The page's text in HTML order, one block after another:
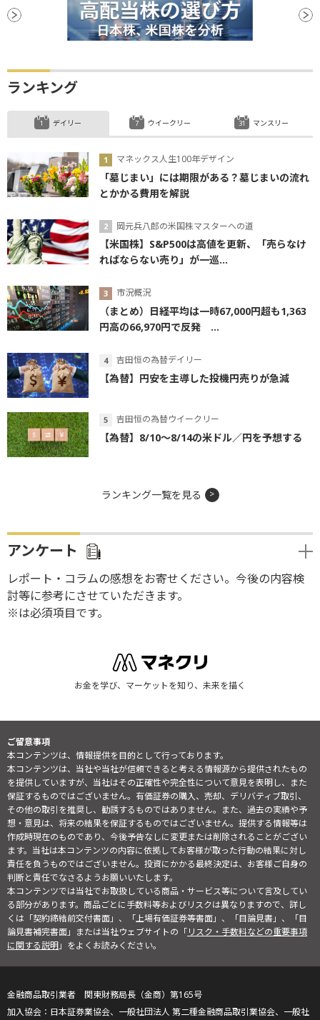
ランキング
デイリー
マネックス人生100年デザイン
「墓じまい」には期限がある？墓じまいの流れ
とかかる費用を解説
岡元兵八郎の米国株マスターへの道
【米国株】S&P500は高値を更新、「売らなけ
ればならない売り」が一巡...
市況概況
（まとめ）日経平均は一時67,000円超も1,363
円高の66,970円で反発 ...
吉田恒の為替デイリー
【為替】円安を主導した投機円売りが急減
吉田恒の為替ウイークリー
【為替】8/10～8/14の米ドル／円を予想する
ウイークリー マンスリー
ランキング一覧を見る
アンケート
レポート・コラムの感想をお寄せください。今後の内容検
討等に参考にさせていただきます。
※は必須項目です。
お金を学び、マーケットを知り、未来を描く
ご留意事項
本コンテンツは、情報提供を目的として行っております。
本コンテンツは、当社や当社が信頼できると考える情報源から提供されたもの
を提供していますが、当社はその正確性や完全性について意見を表明し、また
保証するものではございません。有価証券の購入、売却、デリバティブ取引、
その他の取引を推奨し、勧誘するものではありません。また、過去の実績や予
想・意見は、将来の結果を保証するものではございません。提供する情報等は
作成時現在のものであり、今後予告なしに変更または削除されることがござい
ます。当社は本コンテンツの内容に依拠してお客様が取った行動の結果に対し
責任を負うものではございません。投資にかかる最終決定は、お客様ご自身の
判断と責任でなさるようお願いいたします。
本コンテンツでは当社でお取扱している商品・サービス等について言及してい
る部分があります。商品ごとに手数料等およびリスクは異なりますので、詳し
くは「契約締結前交付書面」、「上場有価証券等書面」、「目論見書」、「目
論見書補完書面」または当社ウェブサイトの「リスク・手数料などの重要事項
に関する説明」をよくお読みください。
金融商品取引業者 関東財務局長（金商）第165号
日本証券業協会、一般社団法人 第二種金融商品取引業協会、一般社